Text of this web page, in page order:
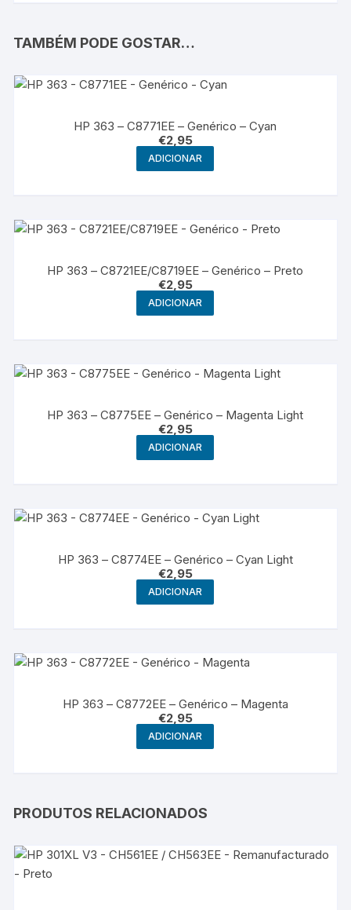
TAMBÉM PODE GOSTAR…
HP 363 – C8771EE – Genérico – Cyan
€2,95
ADICIONAR
HP 363 – C8721EE/C8719EE – Genérico – Preto
€2,95
ADICIONAR
HP 363 – C8775EE – Genérico – Magenta Light
€2,95
ADICIONAR
HP 363 – C8774EE – Genérico – Cyan Light
€2,95
ADICIONAR
HP 363 – C8772EE – Genérico – Magenta
€2,95
ADICIONAR
PRODUTOS RELACIONADOS